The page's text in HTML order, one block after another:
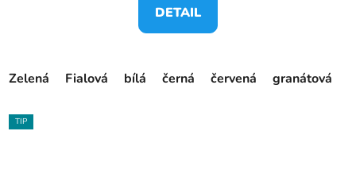
DETAIL
Zelená Fialová bílá černá červená granátová
TIP